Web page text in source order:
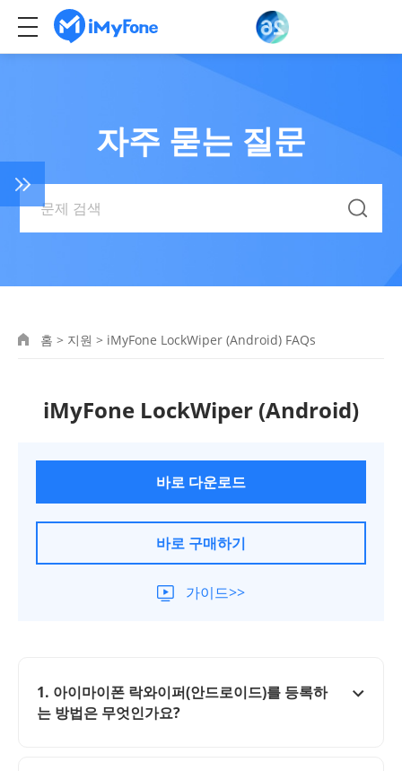
자주 묻는 질문
홈 > 지원 > iMyFone LockWiper (Android) FAQs
iMyFone LockWiper (Android)
바로 다운로드
바로 구매하기
가이드>>
1. 아이마이폰 락와이퍼(안드로이드)를 등록하
는 방법은 무엇인가요?